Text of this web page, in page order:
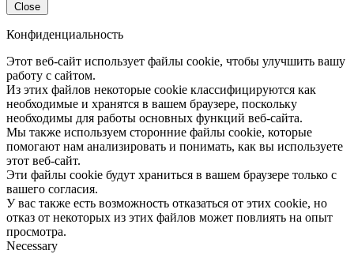
Close
Конфиденциальность
Этот веб-сайт использует файлы cookie, чтобы улучшить вашу
работу с сайтом.
Из этих файлов некоторые cookie классифицируются как
необходимые и хранятся в вашем браузере, поскольку
необходимы для работы основных функций веб-сайта.
Мы также используем сторонние файлы cookie, которые
помогают нам анализировать и понимать, как вы используете
этот веб-сайт.
Эти файлы cookie будут храниться в вашем браузере только с
вашего согласия.
У вас также есть возможность отказаться от этих cookie, но
отказ от некоторых из этих файлов может повлиять на опыт
просмотра.
Necessary